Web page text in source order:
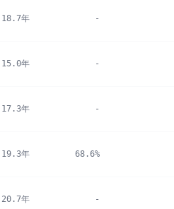
18.7年 -
15.0年 -
17.3年 -
19.3年 68.6%
20.7年 -